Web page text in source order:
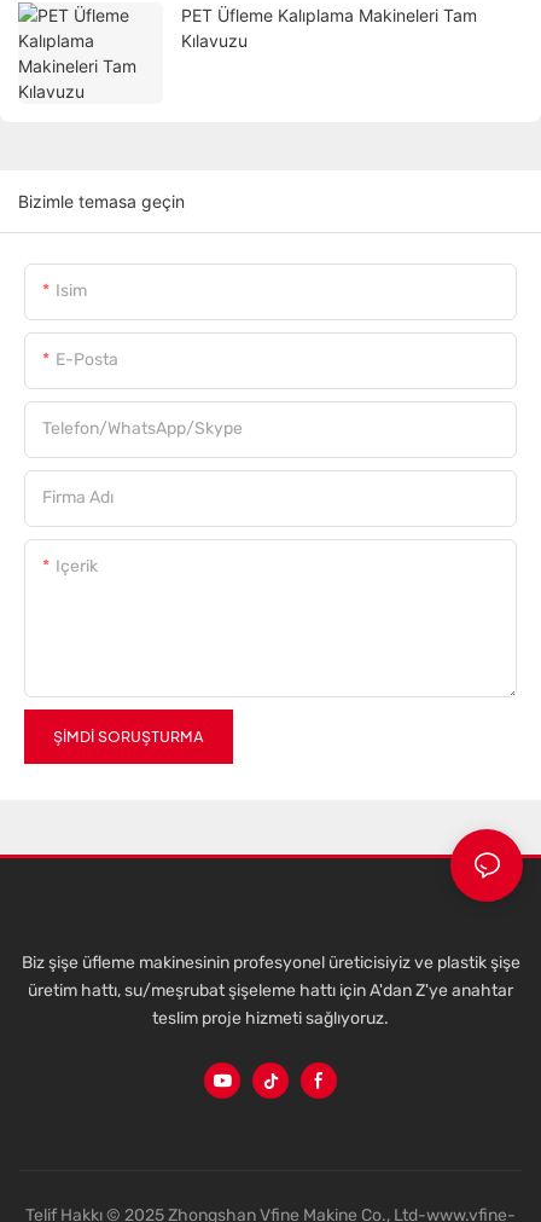
PET Üfleme Kalıplama Makineleri Tam
Kılavuzu
Bizimle temasa geçin
Isim
E-Posta
Telefon/WhatsApp/Skype
Firma Adı
Içerik
ŞIMDI SORUŞTURMA
Biz şişe üfleme makinesinin profesyonel üreticisiyiz ve plastik şişe
üretim hattı, su/meşrubat şişeleme hattı için A'dan Z'ye anahtar
teslim proje hizmeti sağlıyoruz.
Telif Hakkı © 2025 Zhongshan Vfine Makine Co., Ltd-www.vfine-